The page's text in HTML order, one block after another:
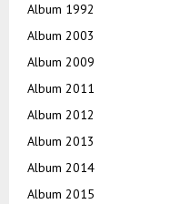
Album 1992
Album 2003
Album 2009
Album 2011
Album 2012
Album 2013
Album 2014
Album 2015